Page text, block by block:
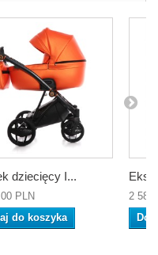
dziecięcy I...
PLN
do koszyka
2